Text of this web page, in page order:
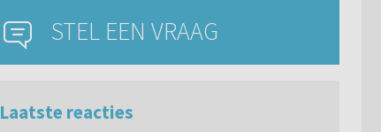
STEL EEN VRAAG
Laatste reacties